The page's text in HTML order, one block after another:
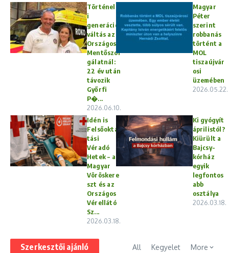
Történelm
i
generáció
váltás az
Országos
Mentőszol
gálatnál:
22 év után
távozik
Győrfi
P�...
2026.06.10.
Magyar
Péter
szerint
robbanás
történt a
MOL
tiszaújvár
osi
üzemében
2026.05.22.
Idén is
Felsőokta
tási
Véradó
Hetek – a
Magyar
Vöröskere
szt és az
Országos
Vérellátó
Sz...
2026.03.18.
Ki gyógyít
áprilistól?
Kiürült a
Bajcsy-
kórház
egyik
legfontos
abb
osztálya
2026.03.18.
Szerkesztői ajánló All Kegyelet More